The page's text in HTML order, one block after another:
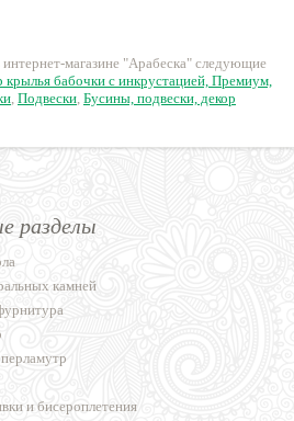
магазине "Арабеска" следующие
крылья бабочки с инкрустацией, Премиум,
, Подвески, Бусины, подвески, декор
разделы
камней
и бисероплетения